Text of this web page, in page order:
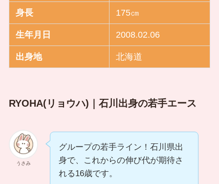
身長 175㎝
生年月日 2008.02.06
出身地 北海道
RYOHA(リョウハ)｜石川出身の若手エース
うさみ
グループの若手ライン！石川県出
身で、これからの伸び代が期待さ
れる16歳です。